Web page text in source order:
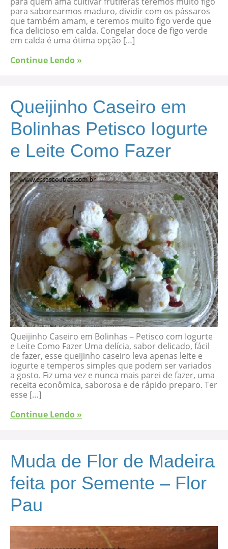
para saborearmos maduro, dividir com os pássaros
que também amam, e teremos muito figo verde que
fica delicioso em calda. Congelar doce de figo verde
em calda é uma ótima opção […]
Continue Lendo »
Queijinho Caseiro em
Bolinhas Petisco Iogurte
e Leite Como Fazer
Queijinho Caseiro em Bolinhas – Petisco com Iogurte
e Leite Como Fazer Uma delícia, sabor delicado, fácil
de fazer, esse queijinho caseiro leva apenas leite e
iogurte e temperos simples que podem ser variados
a gosto. Fiz uma vez e nunca mais parei de fazer, uma
receita econômica, saborosa e de rápido preparo. Ter
esse […]
Continue Lendo »
Muda de Flor de Madeira
feita por Semente – Flor
Pau